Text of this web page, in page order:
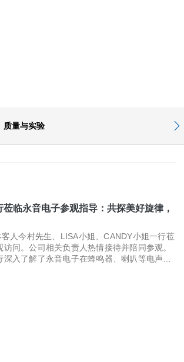
质量与实验 
莅临永音电子参观指导：共探美好旋律，
人今村先生、LISA小姐、CANDY小姐一行莅
问。公司相关负责人热情接待并陪同参观。
入了解了永音电子在蜂鸣器、喇叭等电声元